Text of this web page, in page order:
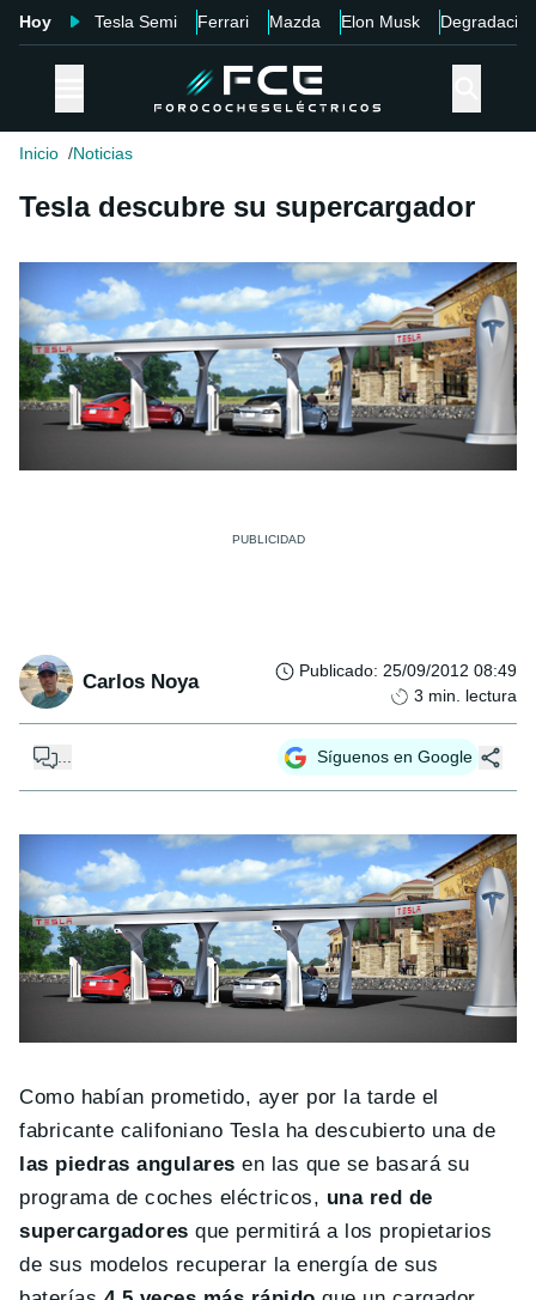
Hoy Tesla Semi Ferrari Mazda Elon Musk Degradación
Inicio Noticias
Tesla descubre su supercargador
Carlos Noya Publicado: 25/09/2012 08:49
3 min. lectura
Síguenos en Google
Como habían prometido, ayer por la tarde el
fabricante califoniano Tesla ha descubierto una de
las piedras angulares en las que se basará su
programa de coches eléctricos, una red de
supercargadores que permitirá a los propietarios
de sus modelos recuperar la energía de sus